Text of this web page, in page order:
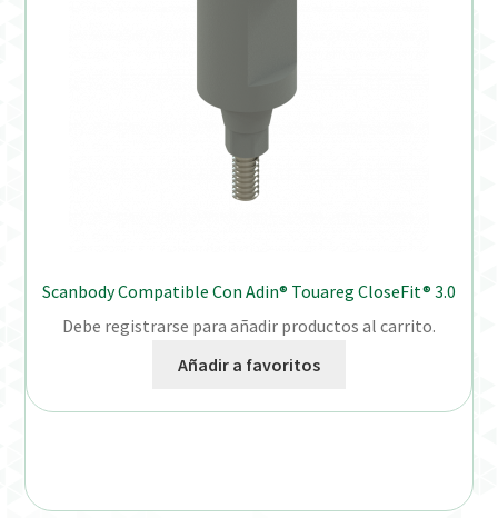
Scanbody Compatible Con Adin® Touareg CloseFit® 3.0
Debe registrarse para añadir productos al carrito.
Añadir a favoritos